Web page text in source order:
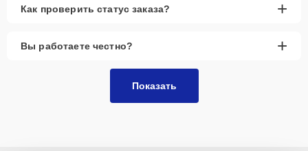
Как проверить статус заказа? +
Вы работаете честно? +
Показать